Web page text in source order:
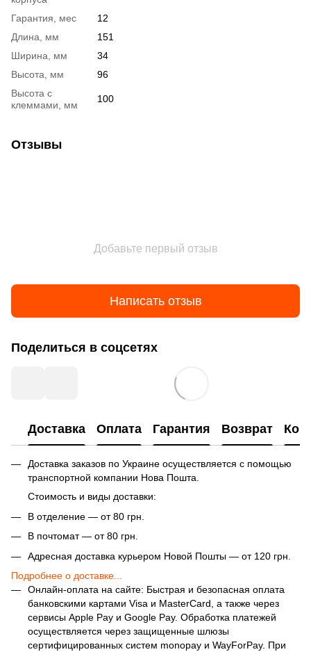
Гарантия, мес
12
Длина, мм
151
Ширина, мм
34
Высота, мм
96
Высота с
клеммами, мм
100
Отзывы
Добавьте первый отзыв
Написать отзыв
Поделиться в соцсетях
Доставка Оплата Гарантия Возврат
Доставка заказов по Украине осуществляется с помощью
транспортной компании Нова Пошта.
Стоимость и виды доставки:
В отделение — от 80 грн.
В почтомат — от 80 грн.
Адресная доставка курьером Новой Пошты — от 120 грн.
Подробнее о доставке...
Онлайн-оплата на сайте: Быстрая и безопасная оплата
банковскими картами Visa и MasterCard, а также через
сервисы Apple Pay и Google Pay. Обработка платежей
осуществляется через защищенные шлюзы
сертифицированных систем monopay и WayForPay. При